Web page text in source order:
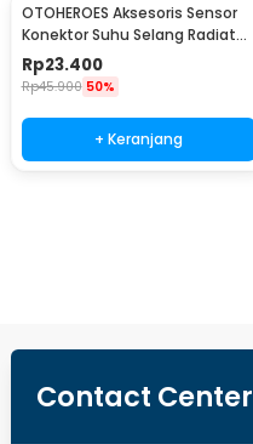
OTOHEROES Aksesoris Sensor
Konektor Suhu Selang Radiator
Mesin Motor 18mm
Rp23.400
Rp45.900 50%
+ Keranjang
Contact Center